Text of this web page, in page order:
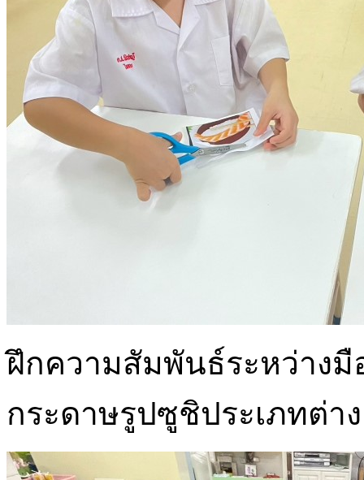
ฝึกความสัมพันธ์ระหว่างมื
กระดาษรูปซูชิประเภทต่า